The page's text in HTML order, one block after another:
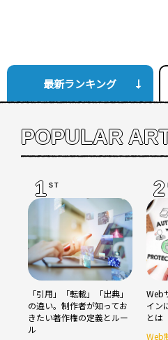
最新ランキング
POPULAR
1 ST
「引用」「転載」「出典」
の違い。制作者が知ってお
きたい著作権の定義とルー
ル
2
Web
イン
とは
Web